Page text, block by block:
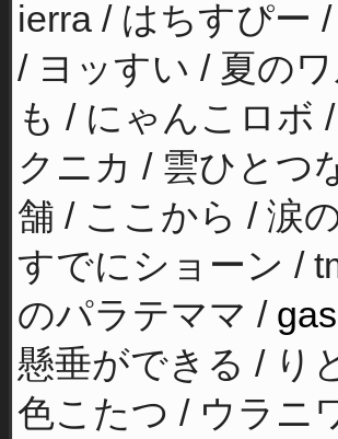
ierra / はちすぴー
/ ヨッすい / 夏の
も / にゃんこロボ
クニカ / 雲ひとつ
舗 / ここから / 涙
すでにショーン /
のパラテママ / gas
懸垂ができる / り
色こたつ / ウラニ